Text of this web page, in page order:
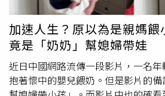
裡夾，導演稱讚說：「這個外加的
是這樣，雖然刀子嘴豆腐心，但心裡
宣表示戲外的她也常跟兒子吵架，有
會問兒子要不要回來吃飯、抱抱；她
可能這樣，父母贏不過孩子的。排
色不討喜，但何宜珊卻連忙說才不
加速人生？原以為是親媽
竟是「奶奶」幫媳婦帶娃
近日中國網路流傳一段影片，一名
抱著懷中的嬰兒餵奶。但是影片的